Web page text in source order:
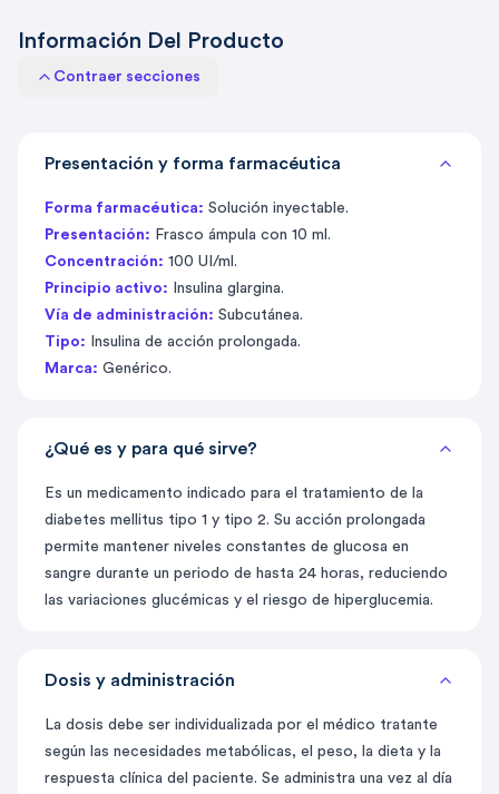
Información Del Producto
Contraer secciones
Presentación y forma farmacéutica
Forma farmacéutica: Solución inyectable.
Presentación: Frasco ámpula con 10 ml.
Concentración: 100 UI/ml.
Principio activo: Insulina glargina.
Vía de administración: Subcutánea.
Tipo: Insulina de acción prolongada.
Marca: Genérico.
¿Qué es y para qué sirve?
Es un medicamento indicado para el tratamiento de la
diabetes mellitus tipo 1 y tipo 2. Su acción prolongada
permite mantener niveles constantes de glucosa en
sangre durante un periodo de hasta 24 horas, reduciendo
las variaciones glucémicas y el riesgo de hiperglucemia.
Dosis y administración
La dosis debe ser individualizada por el médico tratante
según las necesidades metabólicas, el peso, la dieta y la
respuesta clínica del paciente. Se administra una vez al día